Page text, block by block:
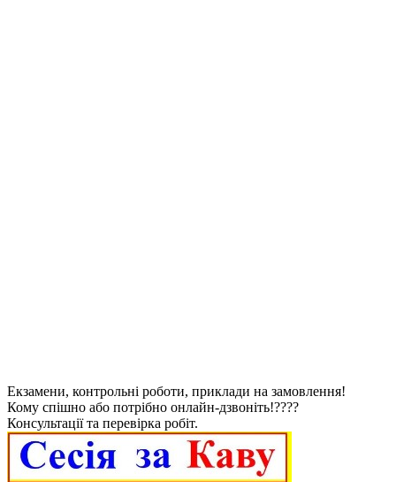
Екзамени, контрольні роботи, приклади на замовлення!
Кому спішно або потрібно онлайн-дзвоніть!????
Консультації та перевірка робіт.